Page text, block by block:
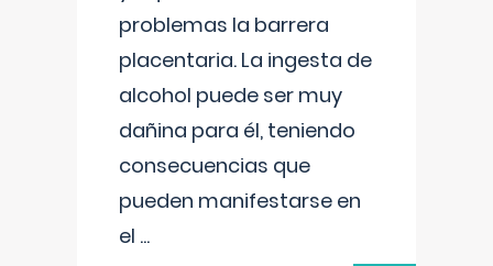
problemas la barrera
placentaria. La ingesta de
alcohol puede ser muy
dañina para él, teniendo
consecuencias que
pueden manifestarse en
el ...